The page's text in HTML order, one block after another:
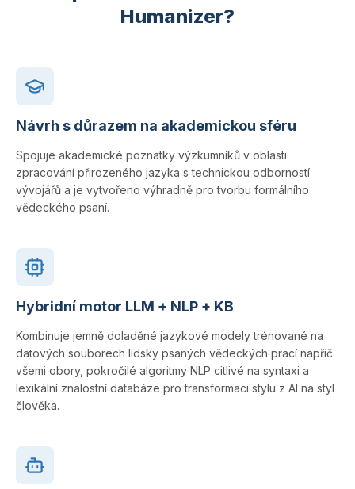
Humanizer?
Návrh s důrazem na akademickou sféru
Spojuje akademické poznatky výzkumníků v oblasti
zpracování přirozeného jazyka s technickou odborností
vývojářů a je vytvořeno výhradně pro tvorbu formálního
vědeckého psaní.
Hybridní motor LLM + NLP + KB
Kombinuje jemně doladěné jazykové modely trénované na
datových souborech lidsky psaných vědeckých prací napříč
všemi obory, pokročilé algoritmy NLP citlivé na syntaxi a
lexikální znalostní databáze pro transformaci stylu z AI na styl
člověka.